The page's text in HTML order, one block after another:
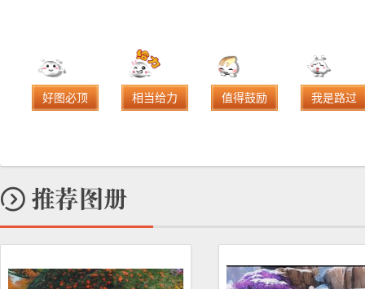
好图必顶 相当给力 值得鼓励 我是路过